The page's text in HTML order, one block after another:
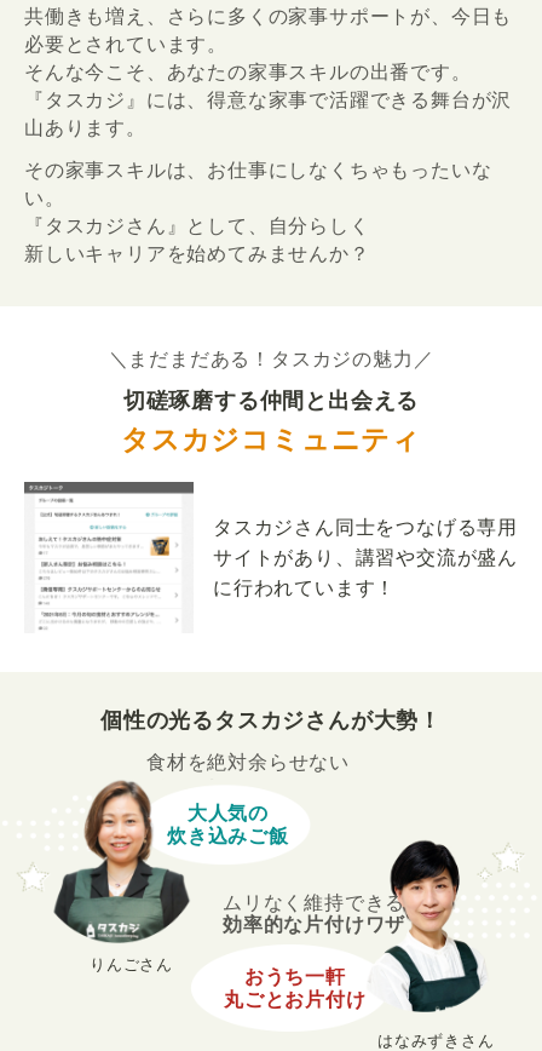
共働きも増え、さらに多くの家事サポートが、今日も
必要とされています。
そんな今こそ、あなたの家事スキルの出番です。
『タスカジ』には、得意な家事で活躍できる舞台が沢
山あります。
その家事スキルは、お仕事にしなくちゃもったいな
い。
『タスカジさん』として、自分らしく
新しいキャリアを始めてみませんか？
＼まだまだある！タスカジの魅力／
切磋琢磨する仲間と出会える
タスカジコミュニティ
タスカジさん同士をつなげる専用
サイトがあり、講習や交流が盛ん
に行われています！
個性の光るタスカジさんが大勢！
りんごさん
食材を絶対余らせない
大人気の
炊き込みご飯
はなみずきさん
ムリなく維持できる
効率的な片付けワザ
おうち一軒
丸ごとお片付け